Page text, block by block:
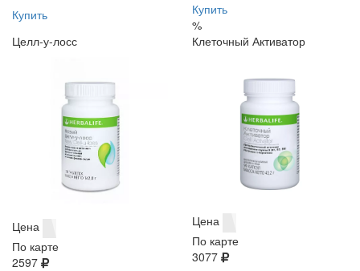
Купить
Купить
%
Целл-у-лосс
Цена
По карте
2597
Клеточный Активатор
Цена
По карте
3077